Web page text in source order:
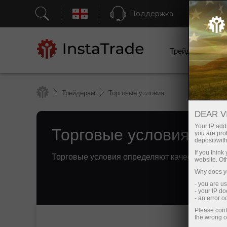
Поддержка
Трейдерам
Трейдерам Торговые условия
Торговые условия
Торговые условия определяют качество
Вывести деньги со
DEAR
Your IP
you are
deposit/
If you
website.
Why does
- you are
- your IP
- an error
Please
the wrong